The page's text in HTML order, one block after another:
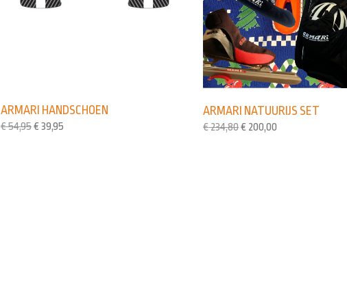
ARMARI HANDSCHOEN
€54,95€ 39,95
ARMARI NATUURIJS SET
€234,80€ 200,00